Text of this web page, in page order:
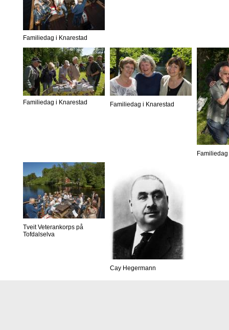
Familiedag i Knarestad
Familiedag i Knarestad Familiedag i Knarestad
Tveit Veterankorps på
Tofdalselva
Cay Hegermann